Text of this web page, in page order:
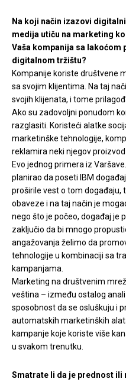
Na koji način izazovi
medija utiču na marketing
Vaša kompanija sa lakoćom
digitalnom tržištu?
Kompanije koriste društvene
sa svojim klijentima. Na taj
svojih klijenata, i tome
Ako su zadovoljni ponudom
razglasiti. Koristeći alatke
marketinške tehnologije,
reklamira neki njegov proizvod
Evo jednog primera iz
planirao da poseti IBM
proširile vest o tom događaju,
obaveze i na taj način je
nego što je počeo, događaj je
zaključio da bi mnogo
angažovanja želimo da
tehnologije u kombinaciji sa
kampanjama.
Marketing na društvenim
veština – između ostalog
sposobnost da se osluškuju i
automatskih marketinških
kampanje koje koriste više
u svakom trenutku.
Smatrate li da je prednost